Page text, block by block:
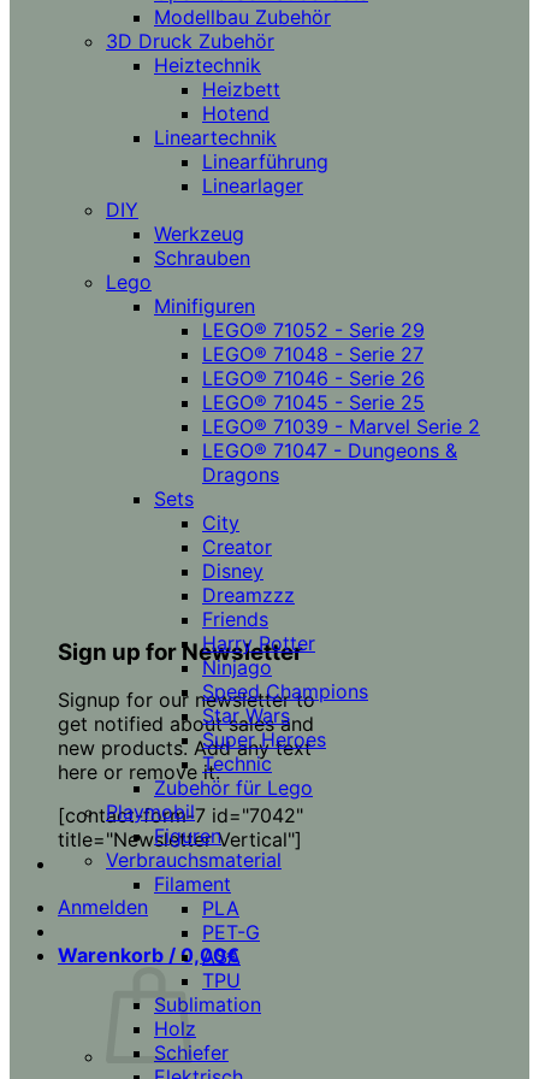
Sign up for Newsletter
Signup for our newsletter to
get notified about sales and
new products. Add any text
here or remove it.
[contact-form-7 id="7042"
title="Newsletter Vertical"]
Anmelden
Warenkorb / 0,00€
Modellbau Zubehör
3D Druck Zubehör
Heiztechnik
Heizbett
Hotend
Lineartechnik
Linearführung
Linearlager
DIY
Werkzeug
Schrauben
Lego
Minifiguren
LEGO® 71052 - Serie 29
LEGO® 71048 - Serie 27
LEGO® 71046 - Serie 26
LEGO® 71045 - Serie 25
LEGO® 71039 - Marvel Serie 2
LEGO® 71047 - Dungeons &
Dragons
Sets
City
Creator
Disney
Dreamzzz
Friends
Harry Potter
Ninjago
Speed Champions
Star Wars
Super Heroes
Technic
Zubehör für Lego
Playmobil
Figuren
Verbrauchsmaterial
Filament
PLA
PET-G
ASA
TPU
Sublimation
Holz
Schiefer